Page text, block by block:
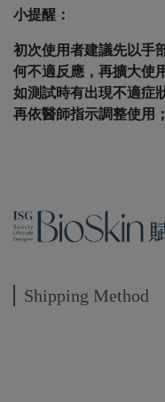
小提醒：
初次使用者建議先以手
何不適反應，再擴大使
如測試時有出現不適症
再依醫師指示調整使用
Shipping Method